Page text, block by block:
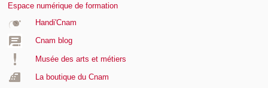
Espace numérique de formation
Handi'Cnam
Cnam blog
Musée des arts et métiers
La boutique du Cnam